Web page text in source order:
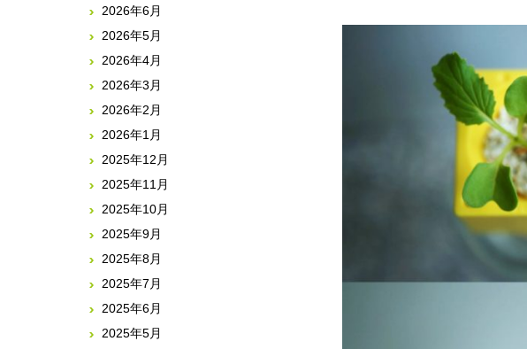
2026年6月
2026年5月
2026年4月
2026年3月
2026年2月
2026年1月
2025年12月
2025年11月
2025年10月
2025年9月
2025年8月
2025年7月
2025年6月
2025年5月